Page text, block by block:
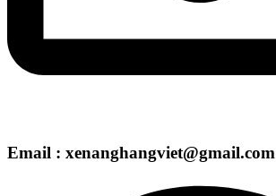
Email : xenanghangviet@gmail.com